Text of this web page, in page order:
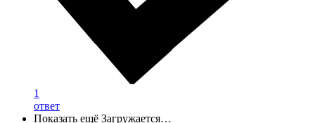
1
ответ
Показать ещё Загружается…